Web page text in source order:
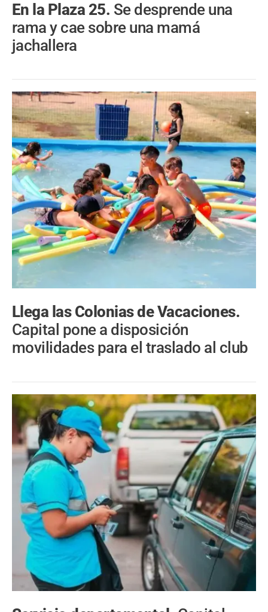
En la Plaza 25. Se desprende una
rama y cae sobre una mamá
jachallera
Llega las Colonias de Vacaciones.
Capital pone a disposición
movilidades para el traslado al club